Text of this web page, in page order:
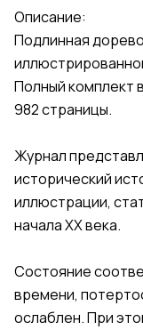
Описание:
Подлинная
Полный комплект
982 страницы.
Журнал
исторический
иллюстрации,
начала XX века.
Состояние
времени,
ослаблен. При